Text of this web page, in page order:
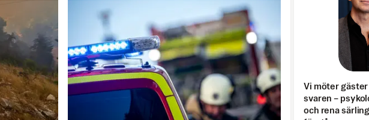
Vi möter
svaren –
och rena